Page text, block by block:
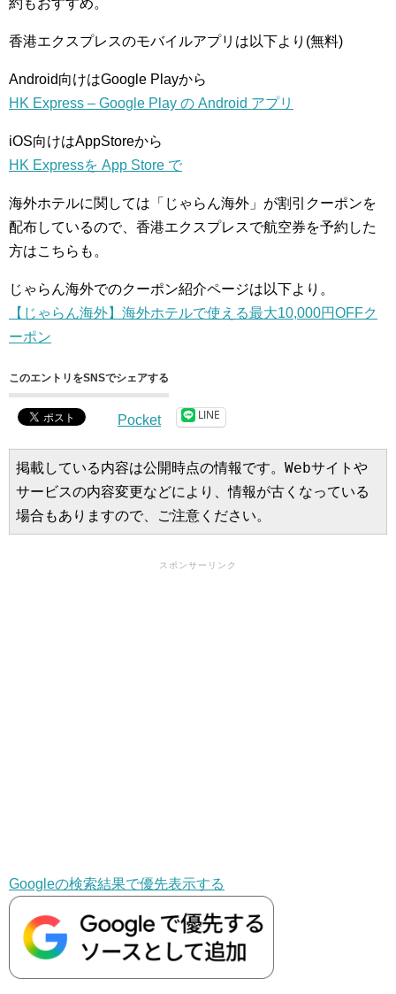
香港エクスプレスのモバイルアプリは以下より(無料)
Android向けはGoogle Playから
HK Express – Google Play の Android アプリ
iOS向けはAppStoreから
HK Expressを App Store で
海外ホテルに関しては「じゃらん海外」が割引クーポンを
配布しているので、香港エクスプレスで航空券を予約した
方はこちらも。
じゃらん海外でのクーポン紹介ページは以下より。
【じゃらん海外】海外ホテルで使える最大10,000円OFFク
ーポン
このエントリをSNSでシェアする
Pocket LINE
掲載している内容は公開時点の情報です。Webサイトや
サービスの内容変更などにより、情報が古くなっている
場合もありますので、ご注意ください。
スポンサーリンク
Googleの検索結果で優先表示する